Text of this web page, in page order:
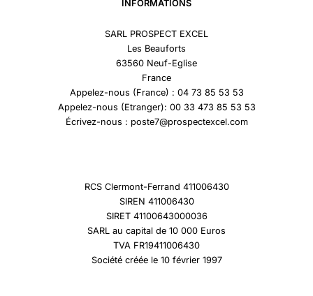
INFORMATIONS
SARL PROSPECT EXCEL
Les Beauforts
63560 Neuf-Eglise
France
Appelez-nous (France) : 04 73 85 53 53
Appelez-nous (Etranger): 00 33 473 85 53 53
Écrivez-nous : poste7@prospectexcel.com
RCS Clermont-Ferrand 411006430
SIREN 411006430
SIRET 41100643000036
SARL au capital de 10 000 Euros
TVA FR19411006430
Société créée le 10 février 1997